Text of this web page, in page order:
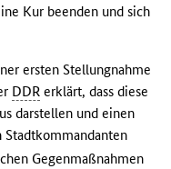
Kur beenden und sich
ersten Stellungnahme
DDR erklärt, dass diese
darstellen und einen
Stadtkommandanten
Gegenmaßnahmen